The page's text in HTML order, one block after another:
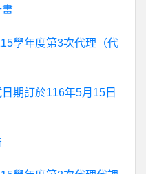
畫
學年度第3次代理（代
期訂於116年5月15日